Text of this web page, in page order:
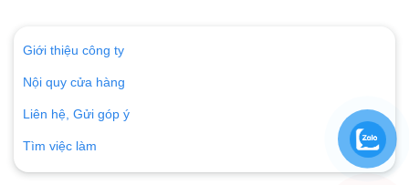
Giới thiệu công ty
Nội quy cửa hàng
Liên hệ, Gửi góp ý
Tìm việc làm